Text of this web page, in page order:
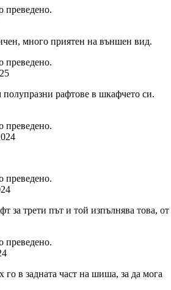
преведено.
много приятен на външен вид.
преведено.
рафтове в шкафчето си.
преведено.
преведено.
за трети път и той изпълнява това, от
преведено.
в задната част на шиша, за да мога